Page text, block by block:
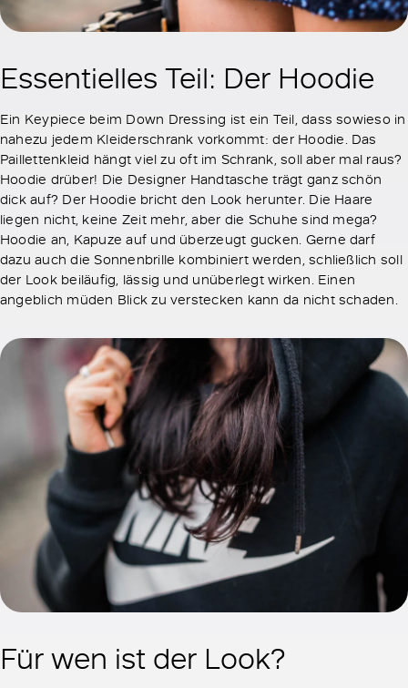
Essentielles Teil: Der Hoodie
Ein Keypiece beim Down Dressing ist ein Teil, dass sowieso in
nahezu jedem Kleiderschrank vorkommt: der Hoodie. Das
Paillettenkleid hängt viel zu oft im Schrank, soll aber mal raus?
Hoodie drüber! Die Designer Handtasche trägt ganz schön
dick auf? Der Hoodie bricht den Look herunter. Die Haare
liegen nicht, keine Zeit mehr, aber die Schuhe sind mega?
Hoodie an, Kapuze auf und überzeugt gucken. Gerne darf
dazu auch die Sonnenbrille kombiniert werden, schließlich soll
der Look beiläufig, lässig und unüberlegt wirken. Einen
angeblich müden Blick zu verstecken kann da nicht schaden.
Für wen ist der Look?